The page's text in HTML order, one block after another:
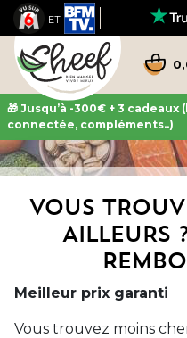
ET
🎁 Jusqu’à -300€ + 3 cadeaux
connectée, compléments..)
VOUS
AILLEURS
Meilleur prix garanti
Vous trouvez moins